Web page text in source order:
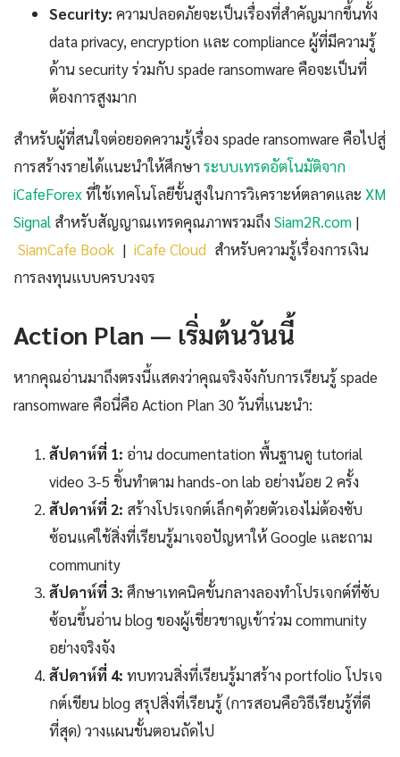
Security: ความปลอดภัยจะเป็นเรื่องที่สำคัญมากขึ้นทั้ง
data privacy, encryption และ compliance ผู้ที่มีความรู้
ด้าน security ร่วมกับ spade ransomware คือจะเป็นที่
ต้องการสูงมาก
สำหรับผู้ที่สนใจต่อยอดความรู้เรื่อง spade ransomware คือไปสู่
การสร้างรายได้แนะนำให้ศึกษาระบบเทรดอัตโนมัติจาก
iCafeForex ที่ใช้เทคโนโลยีขั้นสูงในการวิเคราะห์ตลาดและ XM
Signal สำหรับสัญญาณเทรดคุณภาพรวมถึงSiam2R.com |
SiamCafe Book | iCafe Cloud สำหรับความรู้เรื่องการเงิน
การลงทุนแบบครบวงจร
Action Plan — เริ่มต้นวันนี้
หากคุณอ่านมาถึงตรงนี้แสดงว่าคุณจริงจังกับการเรียนรู้ spade
ransomware คือนี่คือ Action Plan 30 วันที่แนะนำ:
สัปดาห์ที่ 1: อ่าน documentation พื้นฐานดู tutorial
video 3-5 ชิ้นทำตาม hands-on lab อย่างน้อย 2 ครั้ง
สัปดาห์ที่ 2: สร้างโปรเจกต์เล็กๆด้วยตัวเองไม่ต้องซับ
ซ้อนแค่ใช้สิ่งที่เรียนรู้มาเจอปัญหาให้ Google และถาม
community
สัปดาห์ที่ 3: ศึกษาเทคนิคขั้นกลางลองทำโปรเจกต์ที่ซับ
ซ้อนขึ้นอ่าน blog ของผู้เชี่ยวชาญเข้าร่วม community
อย่างจริงจัง
สัปดาห์ที่ 4: ทบทวนสิ่งที่เรียนรู้มาสร้าง portfolio โปรเจ
กต์เขียน blog สรุปสิ่งที่เรียนรู้ (การสอนคือวิธีเรียนรู้ที่ดี
ที่สุด) วางแผนขั้นตอนถัดไป